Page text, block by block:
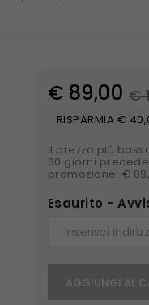
€ 89,00 €
RISPARMIA €
Il prezzo più
30 giorni
promozione: €
Esaurito -
AGGIUNGI AL